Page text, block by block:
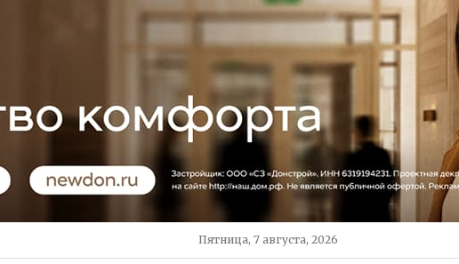
Пятница, 7 августа, 2026